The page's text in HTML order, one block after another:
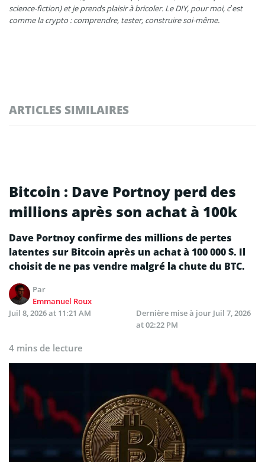
science-fiction) et je prends plaisir à bricoler. Le DIY, pour moi, c’est
comme la crypto : comprendre, tester, construire soi-même.
ARTICLES SIMILAIRES
Bitcoin : Dave Portnoy perd des
millions après son achat à 100k
Dave Portnoy confirme des millions de pertes
latentes sur Bitcoin après un achat à 100 000 $. Il
choisit de ne pas vendre malgré la chute du BTC.
Par
Emmanuel Roux
Juil 8, 2026 at 11:21 AM
Dernière mise à jour Juil 7, 2026
at 02:22 PM
4 mins de lecture